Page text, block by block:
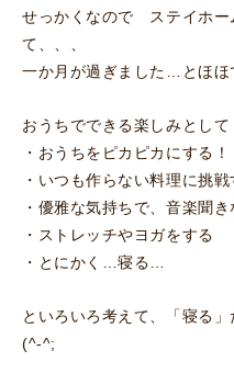
せっかくなので ステイホー
て、、、
一か月が過ぎました…とほほ
おうちでできる楽しみとして
・おうちをピカピカにする！
・いつも作らない料理に挑戦
・優雅な気持ちで、音楽聞
・ストレッチやヨガをする
・とにかく…寝る…
といろいろ考えて、「寝る
(^-^;